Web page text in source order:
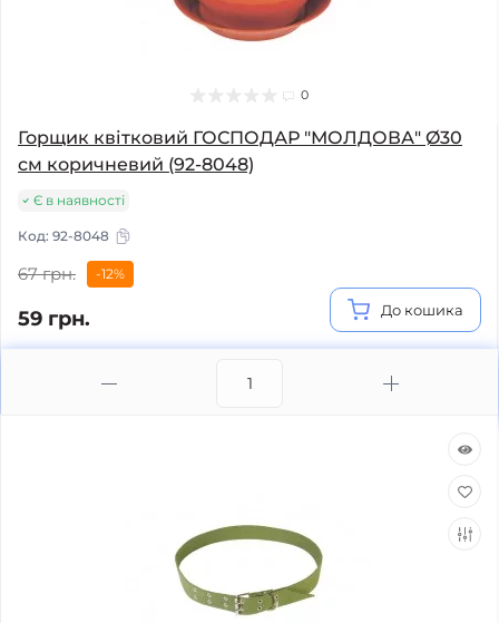
0
Горщик квітковий ГОСПОДАР "МОЛДОВА" Ø30
см коричневий (92-8048)
Є в наявності
Код: 92-8048
67 грн. -12%
59 грн. До кошика